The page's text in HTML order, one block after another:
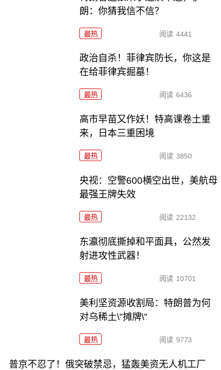
朗：你猜我信不信？
最热 阅读 4441
政治自杀！菲律宾防长，你这是
在给菲律宾掘墓！
最热 阅读 6436
高市早苗又作妖！特高课卷土重
来，日本三重困境
最热 阅读 3850
央视：空警600横空出世，美航母
最强王牌失效
最热 阅读 22132
东瀛彻底撕掉和平面具，公然发
射进攻性武器！
最热 阅读 10701
美利坚资源收割局：特朗普为何
对乌稀土\"摊牌\"
最热 阅读 9773
普京不忍了！俄突破禁忌，猛轰美资无人机工厂